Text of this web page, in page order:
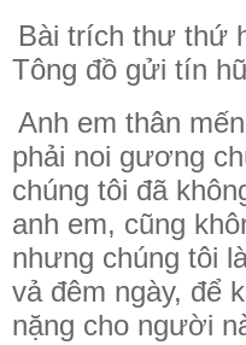
Bài trích thư thứ
Tông đồ gửi tín
Anh em thân
phải noi gương
chúng tôi đã
anh em, cũng
nhưng chúng tôi
vả đêm ngày, để
nặng cho người